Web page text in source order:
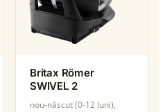
Britax Römer
SWIVEL 2
nou-născut (0-12 luni),